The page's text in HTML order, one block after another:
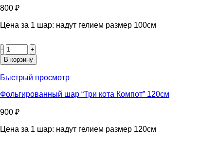
800 ₽
Цена за 1 шар: надут гелием размер 100см
товара
Фольгированный
"Кукла
Babies"
В корзину
Быстрый просмотр
Фольгированный шар “Три кота Компот” 120см
900 ₽
Цена за 1 шар: надут гелием размер 120см